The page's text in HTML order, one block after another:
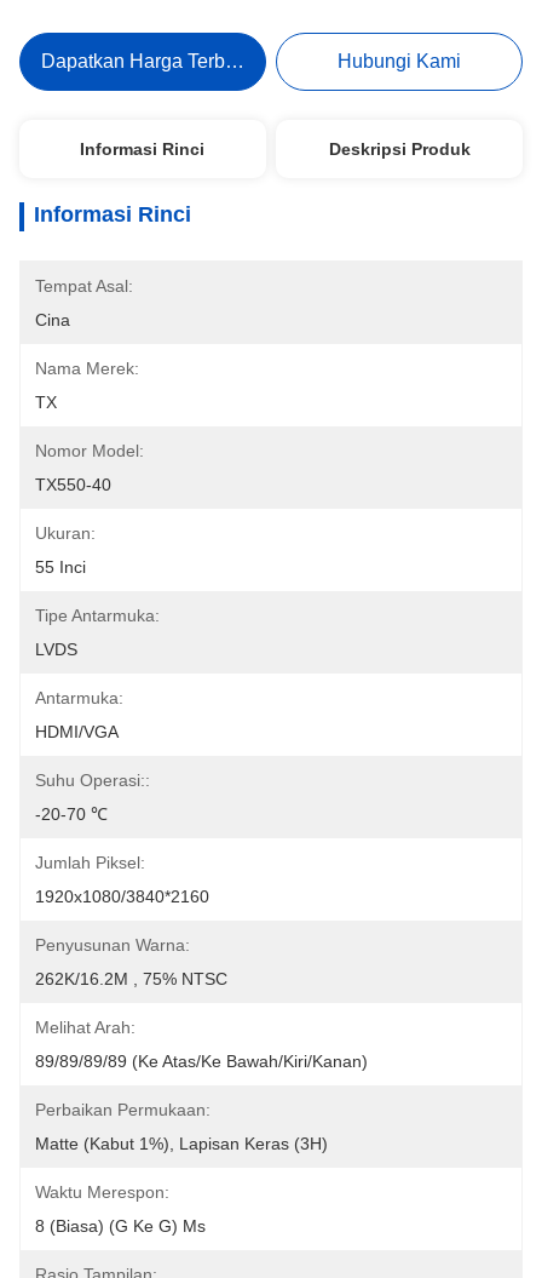
Dapatkan Harga Terbaik Hubungi Kami
Informasi Rinci Deskripsi Produk
Informasi Rinci
Tempat Asal:
Cina
Nama Merek:
TX
Nomor Model:
TX550-40
Ukuran:
55 Inci
Tipe Antarmuka:
LVDS
Antarmuka:
HDMI/VGA
Suhu Operasi::
-20-70 ℃
Jumlah Piksel:
1920x1080/3840*2160
Penyusunan Warna:
262K/16.2M , 75% NTSC
Melihat Arah:
89/89/89/89 (Ke Atas/ke Bawah/kiri/kanan)
Perbaikan Permukaan:
Matte (Kabut 1%), Lapisan Keras (3H)
Waktu Merespon:
8 (Biasa) (G Ke G) Ms